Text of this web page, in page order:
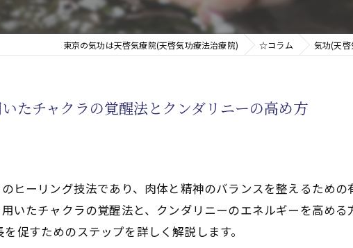
と症状を解明及び緩解法
東京の気功は天啓気療院(天啓気功療法治療院) ☆コラム 気功(天
たチャクラの覚醒法とクンダリニーの高め方
ヒーリング技法であり、肉体と精神のバランスを整えるため
いたチャクラの覚醒法と、クンダリニーのエネルギーを高め
促すためのステップを詳しく解説します。